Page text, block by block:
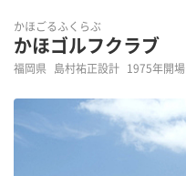
かほごるふくらぶ
かほゴルフクラブ
福岡県 島村祐正設計 1975年開場